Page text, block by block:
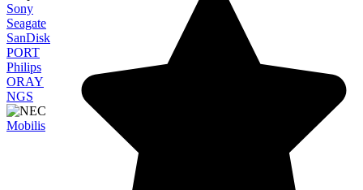
Sony
Seagate
SanDisk
PORT
Philips
ORAY
NGS
Mobilis